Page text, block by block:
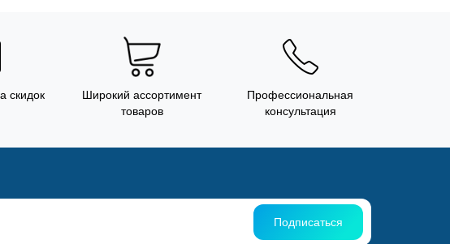
скидок
Широкий ассортимент
товаров
Профессиональная
консультация
Подписаться